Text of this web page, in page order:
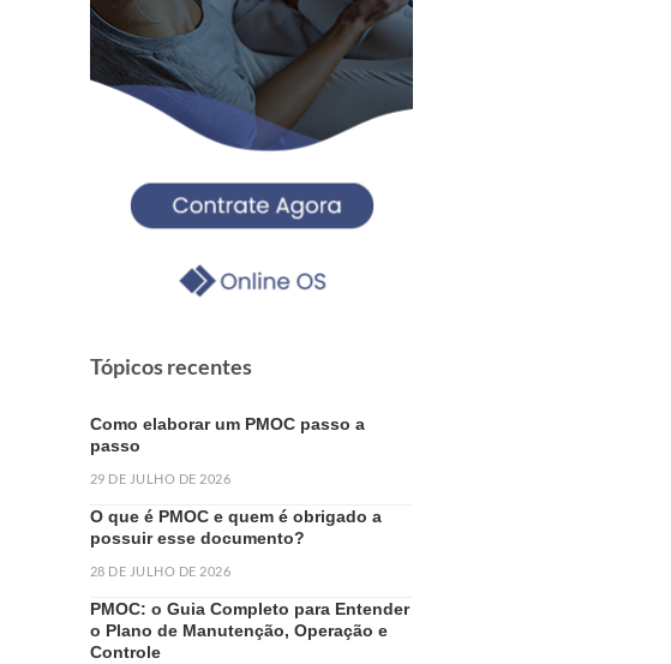
Tópicos recentes
Como elaborar um PMOC passo a
passo
29 DE JULHO DE 2026
O que é PMOC e quem é obrigado a
possuir esse documento?
28 DE JULHO DE 2026
PMOC: o Guia Completo para Entender
o Plano de Manutenção, Operação e
Controle